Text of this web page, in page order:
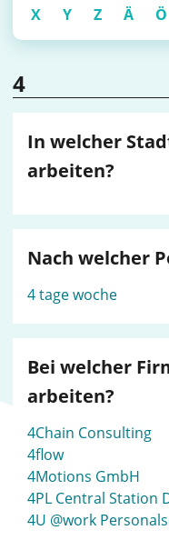
X
Y Z Ä Ö
4
In welcher
arbeiten?
Nach welcher
4 tage woche
Bei welcher
arbeiten?
4Chain Consulting
4flow
4Motions GmbH
4PL Central Station
4U @work